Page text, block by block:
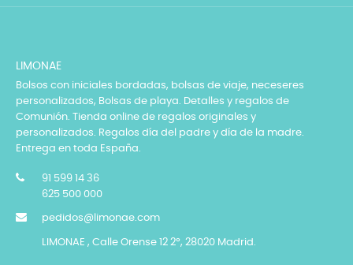
LIMONAE
Bolsos con iniciales bordadas, bolsas de viaje, neceseres
personalizados, Bolsas de playa. Detalles y regalos de
Comunión. Tienda online de regalos originales y
personalizados. Regalos día del padre y día de la madre.
Entrega en toda España.
91 599 14 36
625 500 000
pedidos@limonae.com
LIMONAE , Calle Orense 12 2º, 28020 Madrid.